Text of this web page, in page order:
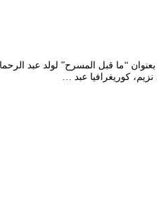
“ما قبل المسرح” لولد عبد